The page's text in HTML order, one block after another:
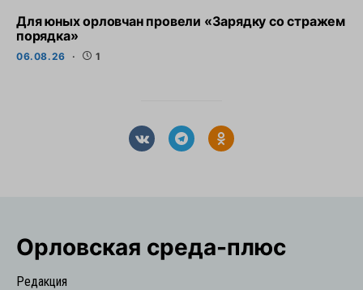
Для юных орловчан провели «Зарядку со стражем
порядка»
06.08.26 1
Орловская cреда-плюс
Редакция